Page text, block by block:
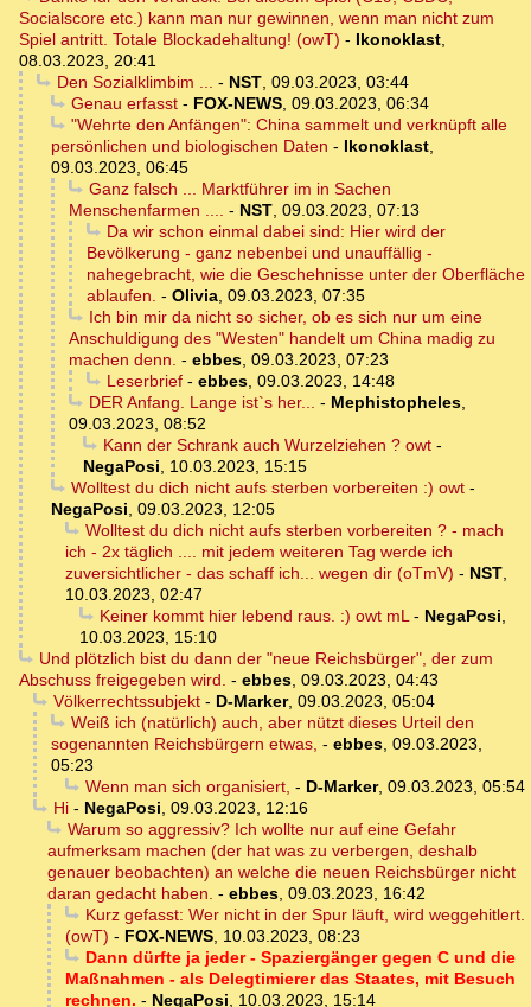
Socialscore etc.) kann man nur gewinnen, wenn man nicht zum
Spiel antritt. Totale Blockadehaltung! (owT) - Ikonoklast,
08.03.2023, 20:41
Den Sozialklimbim ... - NST, 09.03.2023, 03:44
Genau erfasst- FOX-NEWS, 09.03.2023, 06:34
"Wehrte den Anfängen": China sammelt und verknüpft alle
persönlichen und biologischen Daten - Ikonoklast,
09.03.2023, 06:45
Ganz falsch ... Marktführer im in Sachen
Menschenfarmen .... - NST, 09.03.2023, 07:13
Da wir schon einmal dabei sind: Hier wird der
Bevölkerung - ganz nebenbei und unauffällig -
nahegebracht, wie die Geschehnisse unter der Oberfläche
ablaufen. - Olivia, 09.03.2023, 07:35
Ich bin mir da nicht so sicher, ob es sich nur um eine
Anschuldigung des "Westen" handelt um China madig zu
machen denn. - ebbes, 09.03.2023, 07:23
Leserbrief- ebbes, 09.03.2023, 14:48
DER Anfang. Lange ist`s her... - Mephistopheles,
09.03.2023, 08:52
Kann der Schrank auch Wurzelziehen ? owt-
NegaPosi, 10.03.2023, 15:15
Wolltest du dich nicht aufs sterben vorbereiten :) owt-
NegaPosi, 09.03.2023, 12:05
Wolltest du dich nicht aufs sterben vorbereiten ? - mach
ich - 2x täglich .... mit jedem weiteren Tag werde ich
zuversichtlicher - das schaff ich... wegen dir (oTmV) - NST,
10.03.2023, 02:47
Keiner kommt hier lebend raus. :) owt mL- NegaPosi,
10.03.2023, 15:10
Und plötzlich bist du dann der "neue Reichsbürger", der zum
Abschuss freigegeben wird. - ebbes, 09.03.2023, 04:43
Völkerrechtssubjekt- D-Marker, 09.03.2023, 05:04
Weiß ich (natürlich) auch, aber nützt dieses Urteil den
sogenannten Reichsbürgern etwas, - ebbes, 09.03.2023,
05:23
Wenn man sich organisiert, - D-Marker, 09.03.2023, 05:54
Hi- NegaPosi, 09.03.2023, 12:16
Warum so aggressiv? Ich wollte nur auf eine Gefahr
aufmerksam machen (der hat was zu verbergen, deshalb
genauer beobachten) an welche die neuen Reichsbürger nicht
daran gedacht haben. - ebbes, 09.03.2023, 16:42
Kurz gefasst: Wer nicht in der Spur läuft, wird weggehitlert.
(owT) - FOX-NEWS, 10.03.2023, 08:23
Dann dürfte ja jeder - Spaziergänger gegen C und die
Maßnahmen - als Delegtimierer das Staates, mit Besuch
rechnen. - NegaPosi, 10.03.2023, 15:14